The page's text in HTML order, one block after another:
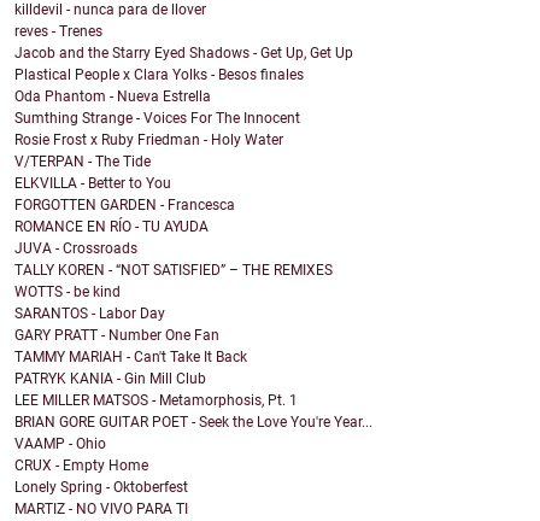
killdevil - nunca para de llover
reves - Trenes
Jacob and the Starry Eyed Shadows - Get Up, Get Up
Plastical People x Clara Yolks - Besos finales
Oda Phantom - Nueva Estrella
Sumthing Strange - Voices For The Innocent
Rosie Frost x Ruby Friedman - Holy Water
V/TERPAN - The Tide
ELKVILLA - Better to You
FORGOTTEN GARDEN - Francesca
ROMANCE EN RÍO - TU AYUDA
JUVA - Crossroads
TALLY KOREN - “NOT SATISFIED” – THE REMIXES
WOTTS - be kind
SARANTOS - Labor Day
GARY PRATT - Number One Fan
TAMMY MARIAH - Can't Take It Back
PATRYK KANIA - Gin Mill Club
LEE MILLER MATSOS - Metamorphosis, Pt. 1
BRIAN GORE GUITAR POET - Seek the Love You're Year...
VAAMP - Ohio
CRUX - Empty Home
Lonely Spring - Oktoberfest
MARTIZ - NO VIVO PARA TI